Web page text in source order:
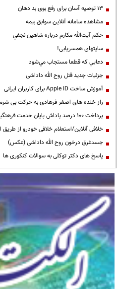
13 توصیه آسان برای رفع بوی بد دهان
مشاهده سامانه آنلاين سوابق بیمه
حكم آيت‌الله مكارم درباره شاهين نجفي
سایتهای همسریابی!
دعايي كه قطعا مستجاب مي‌شود
جزئیات جدید قتل روح الله داداشی
آموزش ساخت Apple ID برای کاربران ایرانی
راز خنده های اصغر فرهادی به حرکت بی
پرداخت ۱۰۰ درصد پاداش پایان خدمت فرهنگیان
خلافی آنلاین/استعلام خلافی خودرو از طریق
جسدغرق درخون روح الله داداشی (عکس)
پاسخ های دکتر توکلی به سوالات کنکوری ها